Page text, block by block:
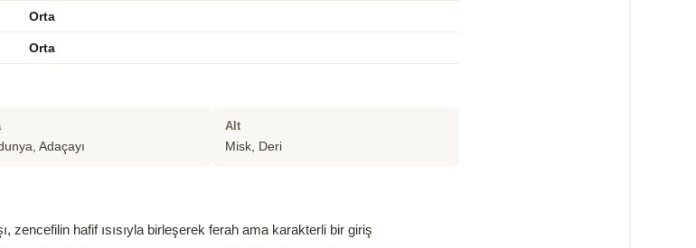
Orta
Orta
Adaçayı
Alt
Misk, Deri
zencefilin hafif ısısıyla birleşerek ferah ama karakterli bir giriş